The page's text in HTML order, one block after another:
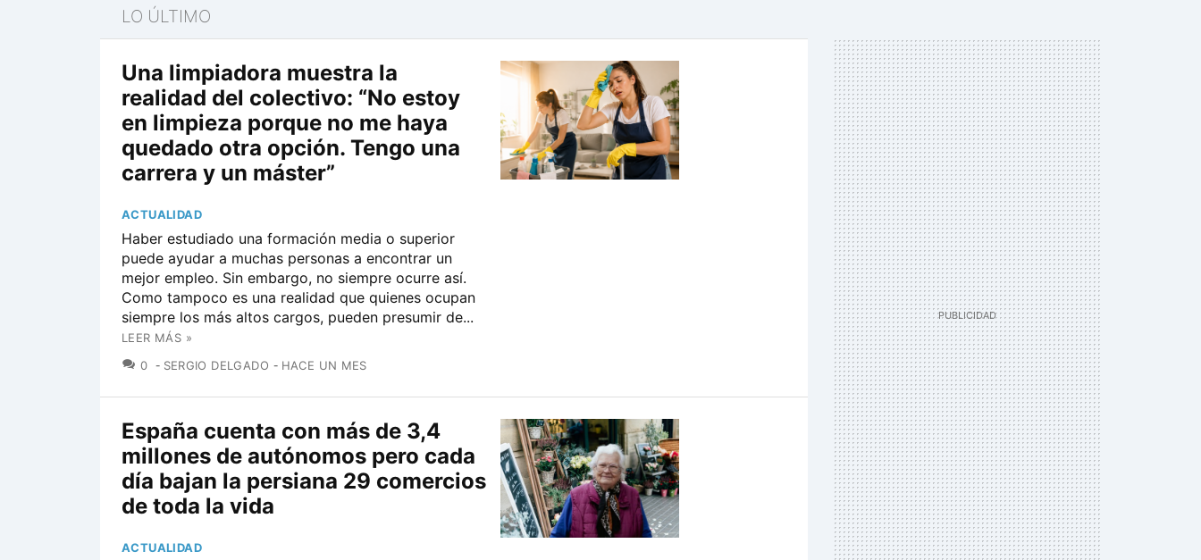
LO ÚLTIMO
Una limpiadora muestra la
realidad del colectivo: “No estoy
en limpieza porque no me haya
quedado otra opción. Tengo una
carrera y un máster”
ACTUALIDAD
Haber estudiado una formación media o superior
puede ayudar a muchas personas a encontrar un
mejor empleo. Sin embargo, no siempre ocurre así.
Como tampoco es una realidad que quienes ocupan
siempre los más altos cargos, pueden presumir de...
LEER MÁS »
0 COMENTARIOS
SERGIO DELGADO HACE UN MES
España cuenta con más de 3,4
millones de autónomos pero cada
día bajan la persiana 29 comercios
de toda la vida
ACTUALIDAD